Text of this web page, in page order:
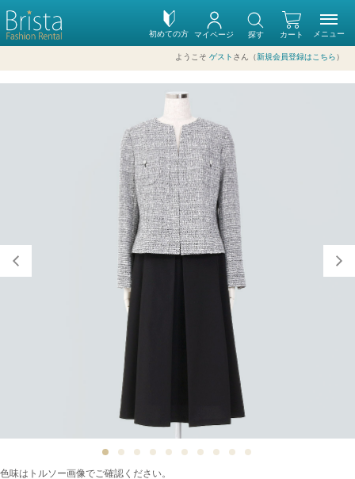
初めての方 カート
マイページ 探す
ようこそ ゲスト さん（新規会員登録はこちら ）
メニュー
色味はトルソー画像でご確認ください。